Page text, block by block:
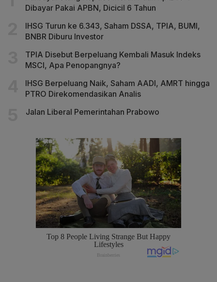
Dibayar Pakai APBN, Dicicil 6 Tahun
IHSG Turun ke 6.343, Saham DSSA, TPIA, BUMI,
BNBR Diburu Investor
TPIA Disebut Berpeluang Kembali Masuk Indeks
MSCI, Apa Penopangnya?
IHSG Berpeluang Naik, Saham AADI, AMRT hingga
PTRO Direkomendasikan Analis
Jalan Liberal Pemerintahan Prabowo